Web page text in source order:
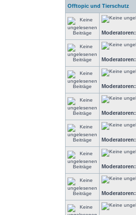
Offtopic und Tierschutz
Moderatoren:
Moderatoren:
Moderatoren:
Moderatoren:
Moderatoren:
Moderatoren:
Moderatoren: